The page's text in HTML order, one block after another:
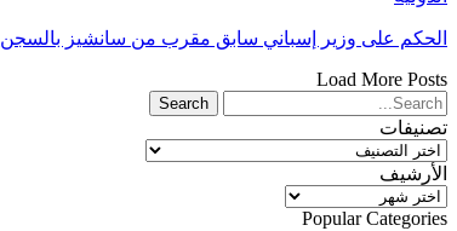
الحكم على وزير إسباني سابق مقرب من سانشيز بالسجن 24 عاما بتهم فساد
Load More Posts
تصنيفات
تصنيفات
الأرشيف
الأرشيف
Popular Categories